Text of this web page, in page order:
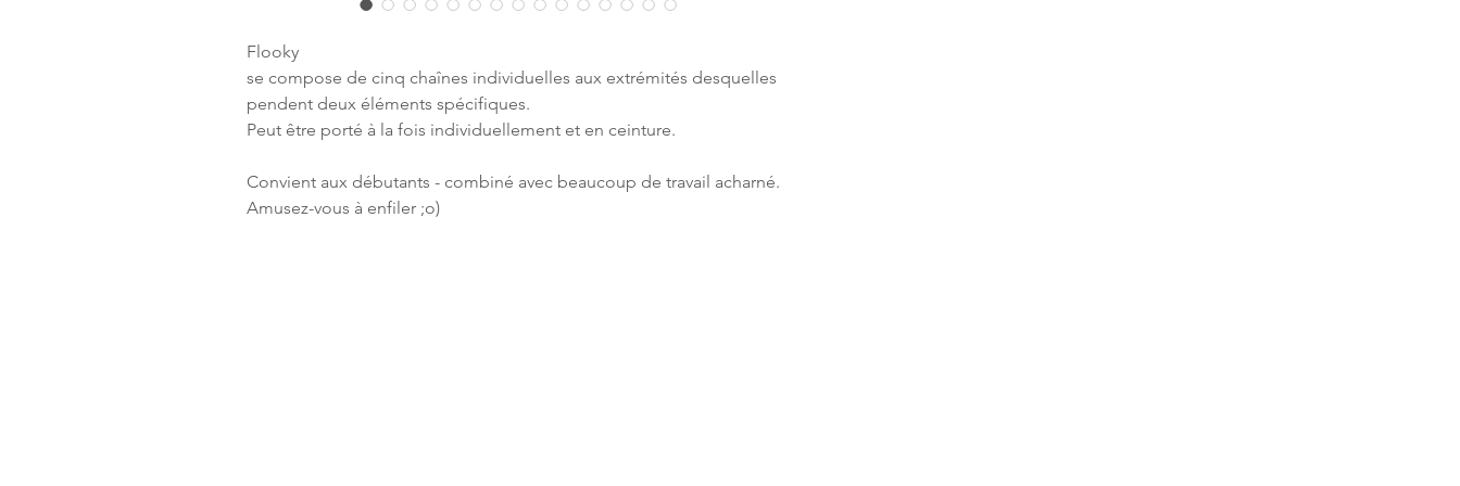
Flooky
se compose de cinq chaînes individuelles aux extrémités desquelles
pendent deux éléments spécifiques.
Peut être porté à la fois individuellement et en ceinture.
Convient aux débutants - combiné avec beaucoup de travail acharné.
Amusez-vous à enfiler ;o)